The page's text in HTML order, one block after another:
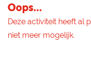
Oops...
Deze activiteit heeft al
niet meer mogelijk.